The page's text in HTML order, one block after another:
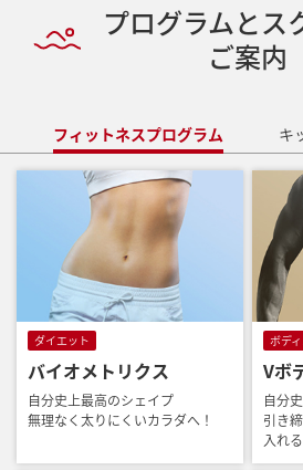
プログラムとス
ご案内
フィットネスプログラム キ
ダイエット
バイオメトリクス
自分史上最高のシェイプ
無理なく太りにくいカラダへ！
ボデ
Vボ
自分
引き
入れる